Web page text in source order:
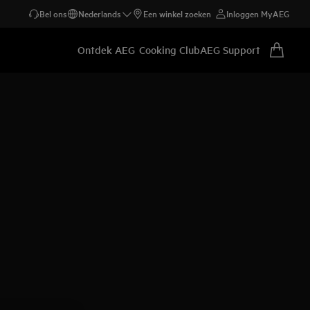
Bel ons Nederlands Een winkel zoeken Inloggen MyAEG
Ontdek AEG Cooking ClubAEG Support